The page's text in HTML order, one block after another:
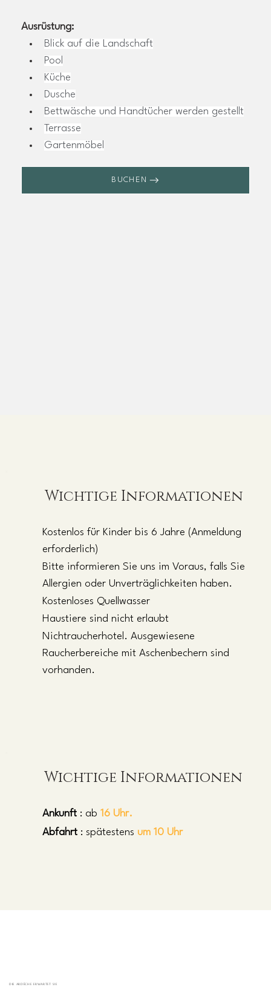
Ausrüstung:
Blick auf die Landschaft
Pool
Küche
Dusche
Bettwäsche und Handtücher werden gestellt
Terrasse
Gartenmöbel
BUCHEN
Wichtige Informationen
Kostenlos für Kinder bis 6 Jahre (Anmeldung
erforderlich)
Bitte informieren Sie uns im Voraus, falls Sie
Allergien oder Unverträglichkeiten haben.
Kostenloses Quellwasser
Haustiere sind nicht erlaubt
Nichtraucherhotel.Ausgewiesene
Raucherbereiche mit Aschenbechern sind
vorhanden.
Wichtige Informationen
Ankunft: ab 16 Uhr.
Abfahrt: spätestens um 10 Uhr
DIE ARDÈCHE ERWARTET SIE